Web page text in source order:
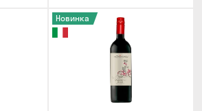
Новинка